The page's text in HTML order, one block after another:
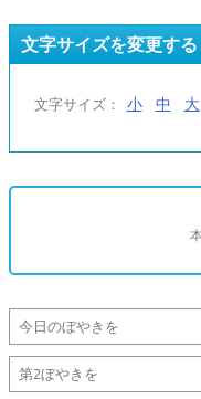
文字サイズを変更する
文字サイズ： 小 中 大